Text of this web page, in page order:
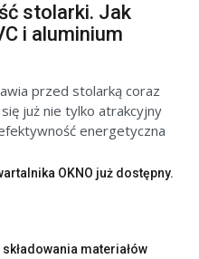
stolarki. Jak
i aluminium
przed stolarką coraz
już nie tylko atrakcyjny
energetyczna
OKNO już dostępny.
materiałów